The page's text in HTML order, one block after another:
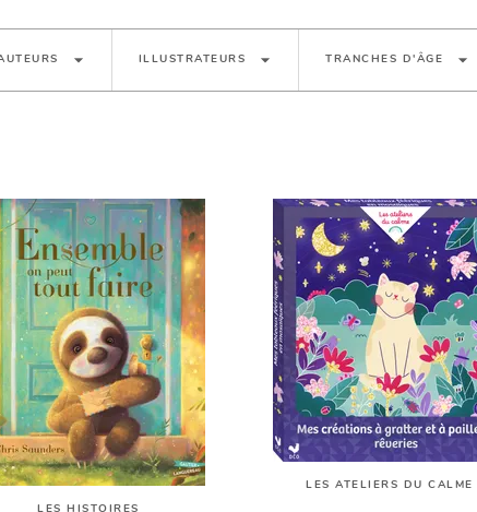
arrow_drop_down ILLUSTRATEURS arrow_drop_down TRANCHES D'ÂGE arrow_drop_down
LES ATELIERS DU CALME